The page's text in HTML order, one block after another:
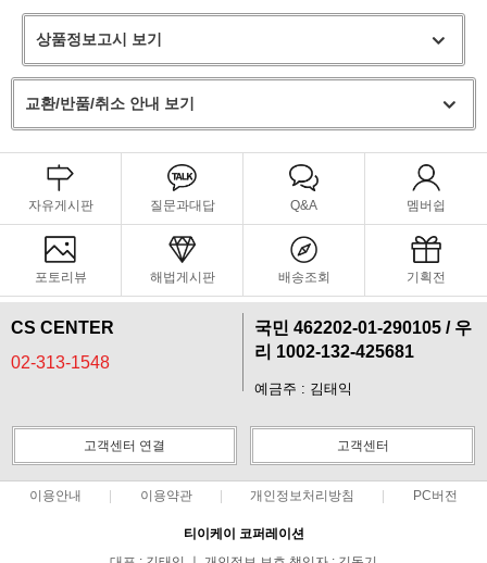
상품정보고시 보기
교환/반품/취소 안내 보기
자유게시판 질문과대답 Q&A 멤버쉽
포토리뷰 해법게시판 배송조회 기획전
CS CENTER
02-313-1548
국민 462202-01-290105 / 우
리 1002-132-425681
예금주 : 김태익
고객센터 연결 고객센터
이용안내 이용약관 개인정보처리방침 PC버전
티이케이 코퍼레이션